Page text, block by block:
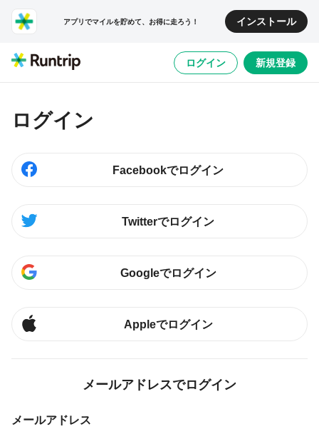
アプリでマイルを貯めて、お得に走ろう！ インストール
ログイン 新規登録
ログイン
Facebookでログイン
Twitterでログイン
Googleでログイン
Appleでログイン
メールアドレスでログイン
メールアドレス